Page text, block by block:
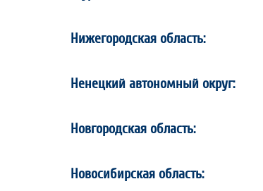
Нижегородская область:
Ненецкий автономный округ:
Новгородская область:
Новосибирская область: